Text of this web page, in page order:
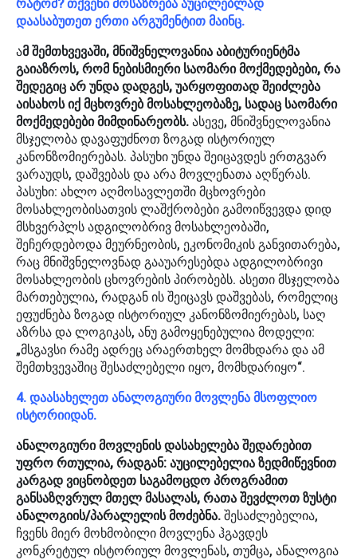
რატომ? თქვენი მოსაზრება აუცილებლად
დაასაბუთეთ ერთი არგუმენტით მაინც.
ამ შემთხვევაში, მნიშვნელოვანია აბიტურიენტმა
გაიაზროს, რომ ნებისმიერი საომარი მოქმედებები, რა
შედეგიც არ უნდა დადგეს, უარყოფითად შეიძლება
აისახოს იქ მცხოვრებ მოსახლეობაზე, სადაც საომარი
მოქმედებები მიმდინარეობს. ასევე, მნიშვნელოვანია
მსჯელობა დავაფუძნოთ ზოგად ისტორიულ
კანონზომიერებას. პასუხი უნდა შეიცავდეს ერთგვარ
ვარაუდს, დაშვებას და არა მოვლენათა აღწერას.
პასუხი: ახლო აღმოსავლეთში მცხოვრები
მოსახლეობისათვის ლაშქრობები გამოიწვევდა დიდ
მსხვერპლს ადგილობრივ მოსახლეობაში,
შეჩერდებოდა მეურნეობის, ეკონომიკის განვითარება,
რაც მნიშვნელოვნად გააუარესებდა ადგილობრივი
მოსახლეობის ცხოვრების პირობებს. ასეთი მსჯელობა
მართებულია, რადგან ის შეიცავს დაშვებას, რომელიც
ეფუძნება ზოგად ისტორიულ კანონზომიერებას, საღ
აზრსა და ლოგიკას, ანუ გამოყენებულია მოდელი:
„მსგავსი რამე ადრეც არაერთხელ მომხდარა და ამ
შემთხვევაშიც შესაძლებელი იყო, მომხდარიყო“.
4. დაასახელეთ ანალოგიური მოვლენა მსოფლიო
ისტორიიდან.
ანალოგიური მოვლენის დასახელება შედარებით
უფრო რთულია, რადგან: აუცილებელია ზედმიწევნით
კარგად ვიცნობდეთ საგამოცდო პროგრამით
განსაზღვრულ მთელ მასალას, რათა შევძლოთ ზუსტი
ანალოგიის/პარალელის მოძებნა. შესაძლებელია,
ჩვენს მიერ მოხმობილი მოვლენა ჰგავდეს
კონკრეტულ ისტორიულ მოვლენას, თუმცა, ანალოგია